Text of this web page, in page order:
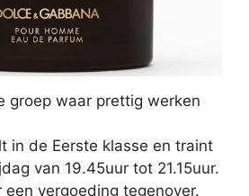
groep waar prettig werken
in de Eerste klasse en traint
van 19.45uur tot 21.15uur.
vergoeding tegenover.